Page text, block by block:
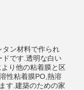
タン材料で作られ
ドです.透明な白い
り他の粘着膜と区
性粘着膜PO,熱溶
す.建築のための家